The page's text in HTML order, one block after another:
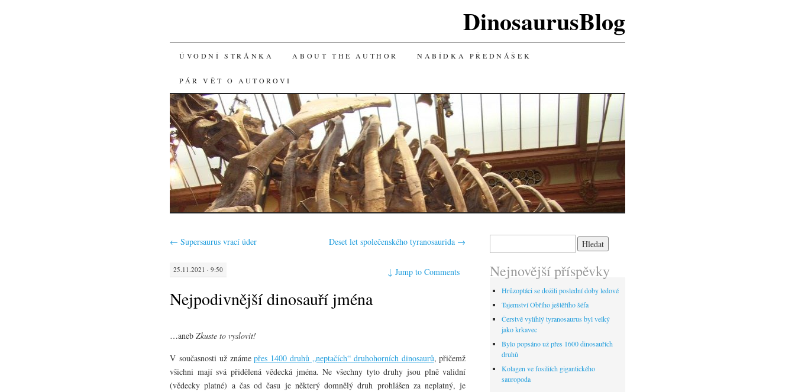
DinosaurusBlog
SKIP
TO
CONTENT
ÚVODNÍ STRÁNKA ABOUT THE AUTHOR NABÍDKA PŘEDNÁŠEK
PÁR VĚT O AUTOROVI
← Supersaurus vrací úder Deset let společenského tyranosaurida →
25.11.2021 · 9:50 ↓Jump to Comments
Nejpodivnější dinosauří jména
…aneb Zkuste to vyslovit!
V současnosti už známepřes 1400 druhů „neptačích“ druhohorních dinosaurů, přičemž
všichni mají svá přidělená vědecká jména. Ne všechny tyto druhy jsou plně validní
(vědecky platné) a čas od času je některý domnělý druh prohlášen za neplatný, je
Nejnovější příspěvky
Hrůzoptáci se dožili poslední doby ledové
Tajemství Obřího ještěřího šéfa
Čerstvě vylíhlý tyranosaurus byl velký
jako krkavec
Bylo popsáno už přes 1600 dinosauřích
druhů
Kolagen ve fosiliích gigantického
sauropoda